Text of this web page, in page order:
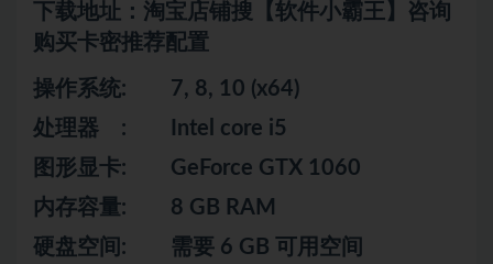
下载地址：淘宝店铺搜【软件小霸王】咨询
购买卡密推荐配置
操作系统: 7, 8, 10 (x64)
处理器 : Intel core i5
图形显卡: GeForce GTX 1060
内存容量: 8 GB RAM
硬盘空间: 需要 6 GB 可用空间